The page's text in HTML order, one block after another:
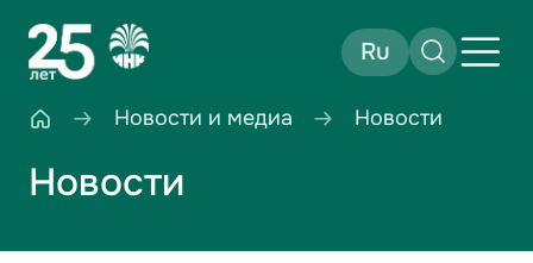
Ru
Новости и медиа Новости
Новости